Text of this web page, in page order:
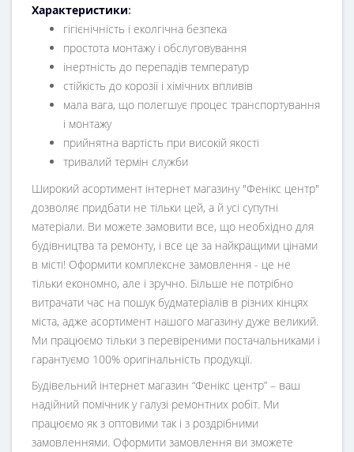
Характеристики:
гігієнічність і еколгічна безпека
простота монтажу і обслуговування
інертність до перепадів температур
стійкість до корозії і хімічних впливів
мала вага, що полегшує процес транспортування
і монтажу
прийнятна вартість при високій якості
тривалий термін служби
Широкий асортимент інтернет магазину "Фенікс центр"
дозволяє придбати не тільки цей, а й усі супутні
матеріали. Ви можете замовити все, що необхідно для
будівництва та ремонту, і все це за найкращими цінами
в місті! Оформити комплексне замовлення - це не
тільки економно, але і зручно. Більше не потрібно
витрачати час на пошук будматеріалів в різних кінцях
міста, адже асортимент нашого магазину дуже великий.
Ми працюємо тільки з перевіреними постачальниками і
гарантуємо 100% оригінальність продукції.
Будівельний інтернет магазин “Фенікс центр” – ваш
надійний помічник у галузі ремонтних робіт. Ми
працюємо як з оптовими так і з роздрібними
замовленнями. Оформити замовлення ви зможете